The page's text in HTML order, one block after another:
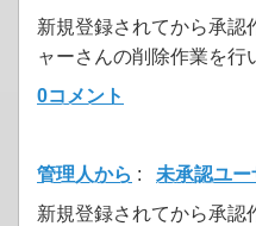
新規登録されてから承認
ャーさんの削除作業を行
0コメント
管理人から :
未承認ユ
新規登録されてから承認